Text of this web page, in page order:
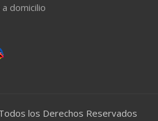
domicilio
los Derechos Reservados